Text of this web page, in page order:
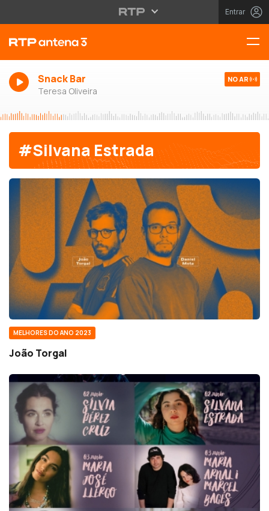
Entrar
Snack Bar
Teresa Oliveira
NO AR
#Silvana Estrada
MELHORES DO ANO 2023
João Torgal